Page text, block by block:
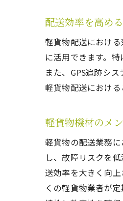
配送効率を高め
軽貨物配送におけ
に活用できます。
また、GPS追跡シ
軽貨物配送におけ
軽貨物機材のメ
軽貨物の配送業務
し、故障リスクを
送効率を大きく向
くの軽貨物業者が